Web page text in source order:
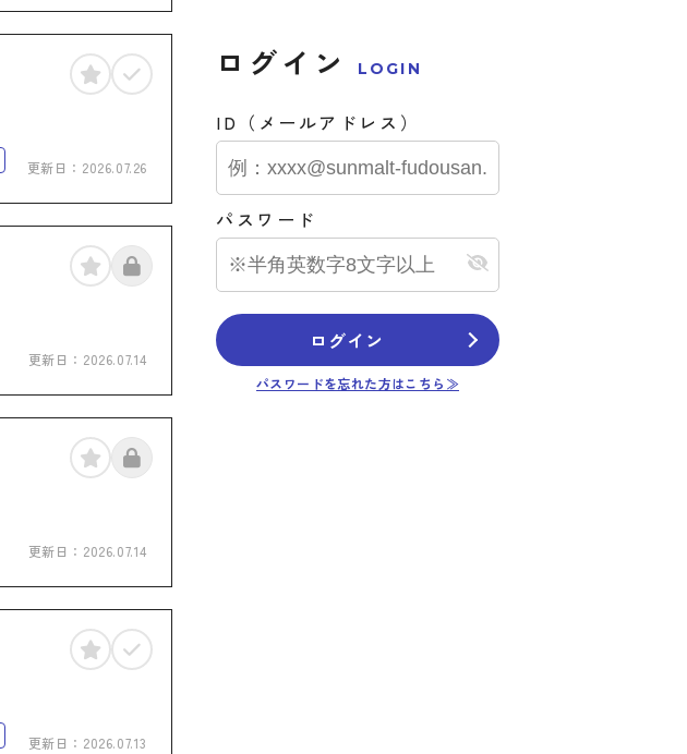
更新日： 2026.07.26
更新日： 2026.07.14
更新日： 2026.07.14
更新日： 2026.07.13
ログイン LOGIN
ID（メールアドレス）
パスワード
ログイン
パスワードを忘れた方はこちら≫